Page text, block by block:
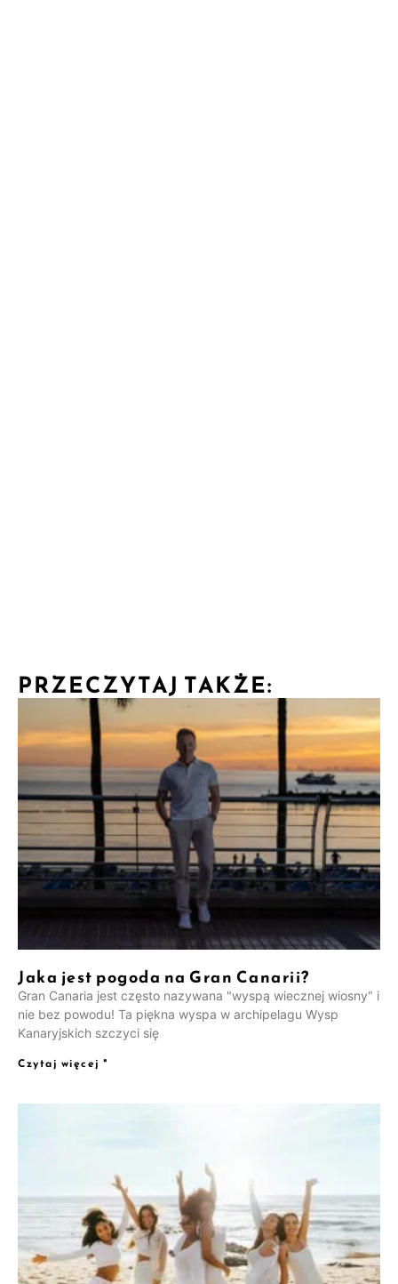
PRZECZYTAJ TAKŻE:
Jaka jest pogoda na Gran Canarii?
Gran Canaria jest często nazywana "wyspą wiecznej wiosny" i
nie bez powodu! Ta piękna wyspa w archipelagu Wysp
Kanaryjskich szczyci się
Czytaj więcej "